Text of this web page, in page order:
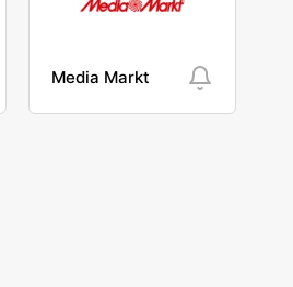
Media Markt